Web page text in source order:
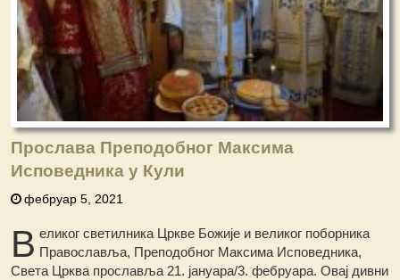
Прослава Преподобног Максима
Исповедника у Кули
фебруар 5, 2021
В еликог светилника Цркве Божије и великог поборника
Православља, Преподобног Максима Исповедника,
Света Црква прославља 21. јануара/3. фебруара. Овај дивни